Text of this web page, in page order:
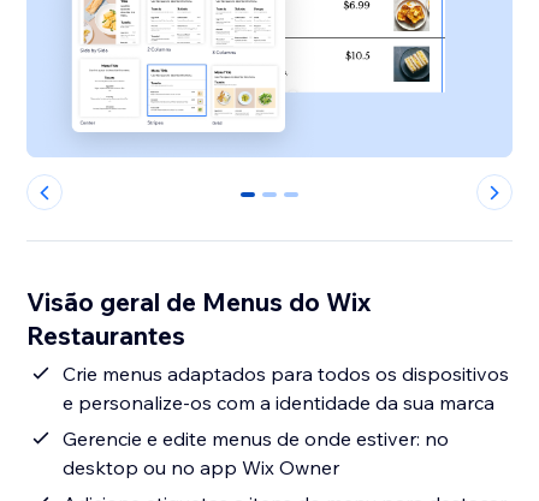
0 1 2
Visão geral de Menus do Wix
Restaurantes
Crie menus adaptados para todos os dispositivos
e personalize-os com a identidade da sua marca
Gerencie e edite menus de onde estiver: no
desktop ou no app Wix Owner